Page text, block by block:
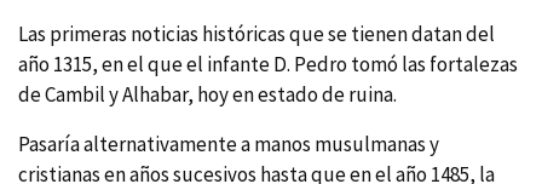
Las primeras noticias históricas que se tienen datan del
año 1315, en el que el infante D. Pedro tomó las fortalezas
de Cambil y Alhabar, hoy en estado de ruina.
Pasarí­a alternativamente a manos musulmanas y
cristianas en años sucesivos hasta que en el año 1485, la